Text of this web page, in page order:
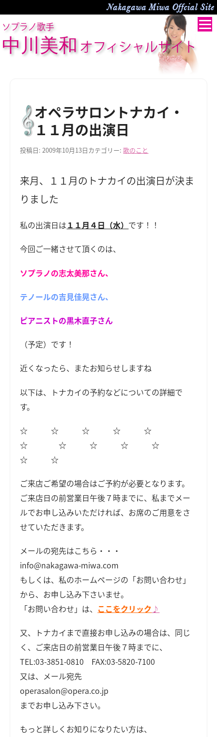
Nakagawa Miwa Offcial Site
ソプラノ歌手
中川美和 オフィシャルサイト
オペラサロントナカイ・
１１月の出演日
投稿日:2009年10月13日カテゴリー:歌のこと
来月、１１月のトナカイの出演日が決ま
りました
私の出演日は１１月４日（水） です！！
今回ご一緒させて頂くのは、
ソプラノの志太美那さん、
テノールの吉見佳晃さん、
ピアニストの黒木直子さん
（予定）です！
近くなったら、またお知らせしますね
以下は、トナカイの予約などについての詳細で
す。
☆ ☆ ☆ ☆ ☆
☆ ☆ ☆ ☆ ☆
☆ ☆
ご来店ご希望の場合はご予約が必要となります。
ご来店日の前営業日午後７時までに、私までメー
ルでお申し込みいただければ、お席のご用意をさ
せていただきます。
メールの宛先はこちら・・・
info@nakagawa-miwa.com
もしくは、私のホームページの「お問い合わせ」
から、お申し込み下さいませ。
「お問い合わせ」は、 ここをクリック ♪
又、トナカイまで直接お申し込みの場合は、同じ
く、ご来店日の前営業日午後７時までに、
TEL:03-3851-0810 FAX:03-5820-7100
又は、メール宛先
operasalon@opera.co.jp
までお申し込み下さい。
もっと詳しくお知りになりたい方は、